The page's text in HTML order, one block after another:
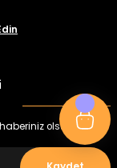
olsun